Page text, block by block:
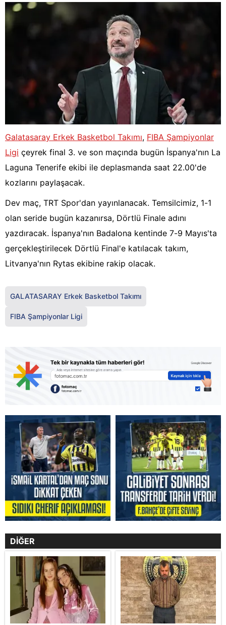
Galatasaray Erkek Basketbol Takımı, FIBA Şampiyonlar
Ligi çeyrek final 3. ve son maçında bugün İspanya'nın La
Laguna Tenerife ekibi ile deplasmanda saat 22.00'de
kozlarını paylaşacak.
Dev maç, TRT Spor'dan yayınlanacak. Temsilcimiz, 1-1
olan seride bugün kazanırsa, Dörtlü Finale adını
yazdıracak. İspanya'nın Badalona kentinde 7-9 Mayıs'ta
gerçekleştirilecek Dörtlü Final'e katılacak takım,
Litvanya'nın Rytas ekibine rakip olacak.
GALATASARAY Erkek Basketbol Takımı
FIBA Şampiyonlar Ligi
DİĞER